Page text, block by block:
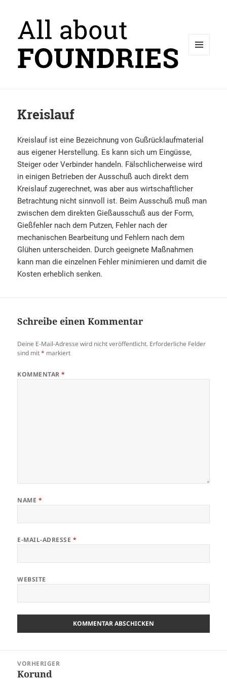
Kreislauf
Kreislauf ist eine Bezeichnung von Gußrücklaufmaterial
aus eigener Herstellung. Es kann sich um Eingüsse,
Steiger oder Verbinder handeln. Fälschlicherweise wird
in einigen Betrieben der Ausschuß auch direkt dem
Kreislauf zugerechnet, was aber aus wirtschaftlicher
Betrachtung nicht sinnvoll ist. Beim Ausschuß muß man
zwischen dem direkten Gießausschuß aus der Form,
Gießfehler nach dem Putzen, Fehler nach der
mechanischen Bearbeitung und Fehlern nach dem
Glühen unterscheiden. Durch geeignete Maßnahmen
kann man die einzelnen Fehler minimieren und damit die
Kosten erheblich senken.
Schreibe einen Kommentar
Deine E-Mail-Adresse wird nicht veröffentlicht. Erforderliche Felder
sind mit* markiert
KOMMENTAR*
NAME *
E-MAIL-ADRESSE *
WEBSITE
VORHERIGER
Vorheriger
Korund